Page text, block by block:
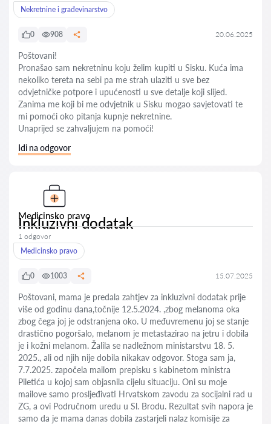
Nekretnine i građevinarstvo
0 908 20.06.2025
Poštovani!
Pronašao sam nekretninu koju želim kupiti u Sisku. Kuća ima
nekoliko tereta na sebi pa me strah ulaziti u sve bez
odvjetničke potpore i upućenosti u sve detalje koji slijed.
Zanima me koji bi me odvjetnik u Sisku mogao savjetovati te
mi pomoći oko pitanja kupnje nekretnine.
Unaprijed se zahvaljujem na pomoći!
Idi na odgovor
Medicinsko pravo
Inkluzivni dodatak
1 odgovor
Medicinsko pravo
0 1003 15.07.2025
Poštovani, mama je predala zahtjev za inkluzivni dodatak prije
više od godinu dana,točnije 12.5.2024. ,zbog melanoma oka
zbog čega joj je odstranjena oko. U međuvremenu joj se stanje
drastično pogoršalo, melanom je metastazirao na jetru i dobila
je i kožni melanom. Žalila se nadležnom ministarstvu 18. 5.
2025., ali od njih nije dobila nikakav odgovor. Stoga sam ja,
7.7.2025. započela mailom prepisku s kabinetom ministra
Piletića u kojoj sam objasnila cijelu situaciju. Oni su moje
mailove samo prosljeđivati Hrvatskom zavodu za socijalni rad u
ZG, a ovi Područnom uredu u Sl. Brodu. Rezultat svih napora je
samo da je mama danas dobila zastarjeli nalaz komisije za